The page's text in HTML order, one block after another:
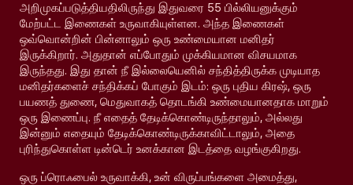
அறிமுகப்படுத்தியதிலிருந்து இதுவரை 55 பில்லியனுக்கும்
மேற்பட்ட இணைகள் உருவாகியுள்ளன. அந்த இணைகள்
ஒவ்வொன்றின் பின்னாலும் ஒரு உண்மையான மனிதர்
இருக்கிறார். அதுதான் எப்போதும் முக்கியமான விசயமாக
இருந்தது. இது தான் நீ இல்லையெனில் சந்தித்திருக்க முடியாத
மனிதர்களைச் சந்திக்கப் போகும் இடம்: ஒரு புதிய கிரஷ், ஒரு
பயணத் துணை, மெதுவாகத் தொடங்கி உண்மையானதாக மாறும்
ஒரு இணைப்பு. நீ எதைத் தேடிக்கொண்டிருந்தாலும், அல்லது
இன்னும் எதையும் தேடிக்கொண்டிருக்காவிட்டாலும், அதை
புரிந்துகொள்ள டின்டெர் உனக்கான இடத்தை வழங்குகிறது.
ஒரு ப்ரொஃபைல் உருவாக்கி, உன் விருப்பங்களை அமைத்து,